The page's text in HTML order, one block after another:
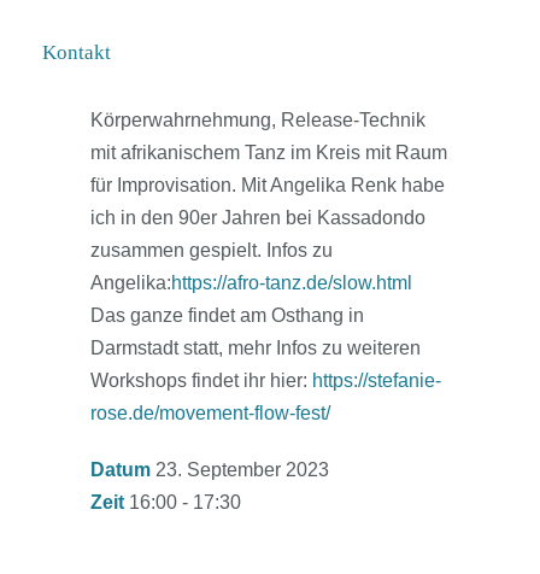
Slow nennt sich die Tanzform: Entspannte
Körperwahrnehmung, Release-Technik
mit afrikanischem Tanz im Kreis mit Raum
für Improvisation. Mit Angelika Renk habe
ich in den 90er Jahren bei Kassadondo
zusammen gespielt. Infos zu
Angelika:https://afro-tanz.de/slow.html
Das ganze findet am Osthang in
Darmstadt statt, mehr Infos zu weiteren
Workshops findet ihr hier: https://stefanie-
rose.de/movement-flow-fest/
Datum 23. September 2023
Zeit 16:00 - 17:30
Kontakt